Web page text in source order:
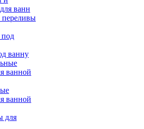
ванну
ванной